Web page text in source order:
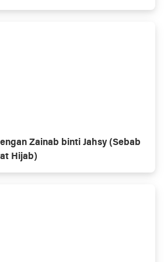
Zainab binti Jahsy (Sebab
Hijab)